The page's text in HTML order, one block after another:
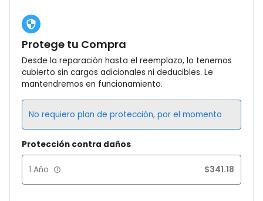
Protege tu Compra
Desde la reparación hasta el reemplazo, lo tenemos
cubierto sin cargos adicionales ni deducibles. Le
mantendremos en funcionamiento.
No requiero plan de protección, por el momento
Protección contra daños
1 Año $341.18